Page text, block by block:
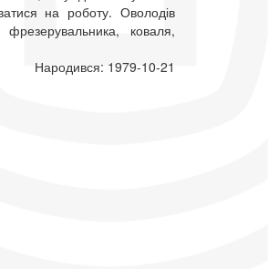
на роботу. Оволодів
коваля,
Народився: 1979-10-21